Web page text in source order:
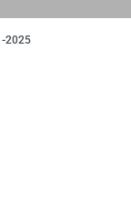
-2025